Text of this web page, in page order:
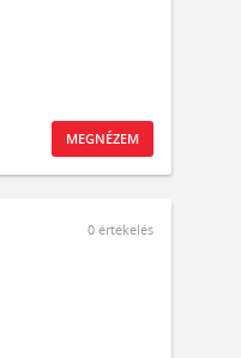
MEGNÉZEM
0 értékelés